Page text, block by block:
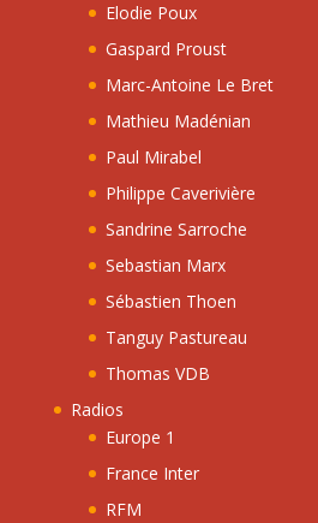
Elodie Poux
Gaspard Proust
Marc-Antoine Le Bret
Mathieu Madénian
Paul Mirabel
Philippe Caverivière
Sandrine Sarroche
Sebastian Marx
Sébastien Thoen
Tanguy Pastureau
Thomas VDB
Radios
Europe 1
France Inter
RFM